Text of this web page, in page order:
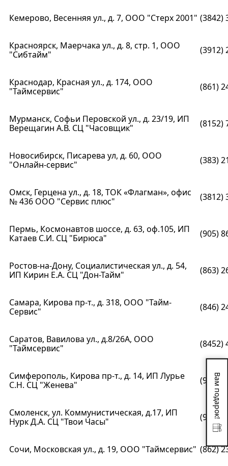
Кемерово, Весенняя ул., д. 7, ООО "Стерх 2001" (3842)
Красноярск, Маерчака ул., д. 8, стр. 1, ООО
"Сибтайм"
(3912)
Краснодар, Красная ул., д. 174, ООО
"Таймсервис"
(861)
Мурманск, Софьи Перовской ул., д. 23/19, ИП
Верещагин А.В. СЦ "Часовщик"
(8152)
Новосибирск, Писарева ул, д. 60, ООО
"Онлайн-сервис"
(383)
Омск, Герцена ул., д. 18, ТОК «Флагман», офис
№ 436 ООО "Сервис плюс"
(3812)
Пермь, Космонавтов шоссе, д. 63, оф.105, ИП
Катаев С.И. СЦ "Бирюса"
(905)
Ростов-на-Дону, Социалистическая ул., д. 54,
ИП Кирин Е.А. СЦ "Дон-Тайм"
(863)
Самара, Кирова пр-т., д. 318, ООО "Тайм-
Сервис"
(846)
Саратов, Вавилова ул., д.8/26А, ООО
"Таймсервис"
(8452)
Симферополь, Кирова пр-т., д. 14, ИП Лурье
С.Н. СЦ "Женева"
(978)
Смоленск, ул. Коммунистическая, д.17, ИП
Нурк Д.А. СЦ "Твои Часы"
(910)
Сочи, Московская ул., д. 19, ООО "Таймcервис" (862)
Вам подарок!